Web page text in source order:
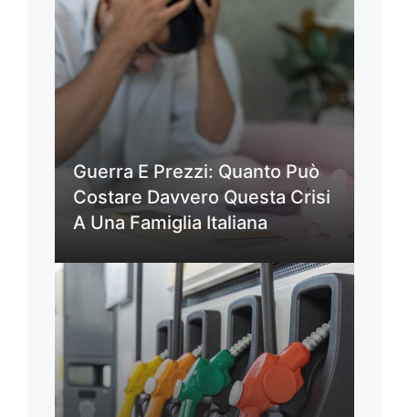
Guerra E Prezzi: Quanto Può
Costare Davvero Questa Crisi
A Una Famiglia Italiana